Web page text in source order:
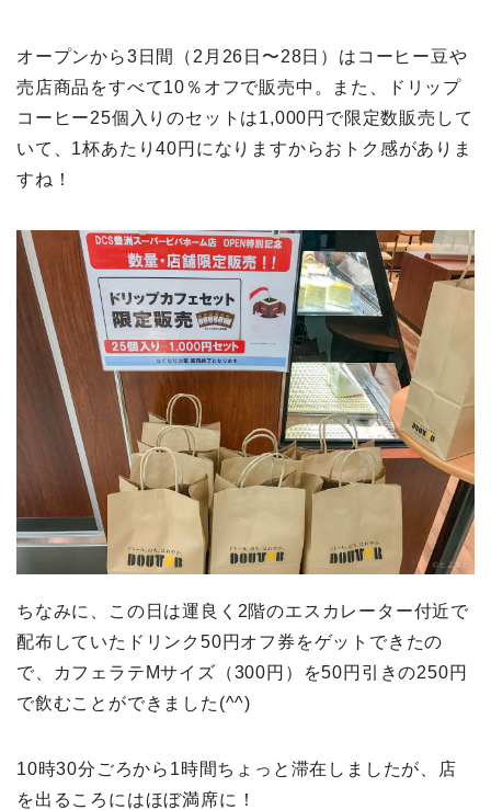
オープンから3日間（2月26日〜28日）はコーヒー豆や
売店商品をすべて10％オフで販売中。また、ドリップ
コーヒー25個入りのセットは1,000円で限定数販売して
いて、1杯あたり40円になりますからおトク感がありま
すね！
ちなみに、この日は運良く2階のエスカレーター付近で
配布していたドリンク50円オフ券をゲットできたの
で、カフェラテMサイズ（300円）を50円引きの250円
で飲むことができました(^^)
10時30分ごろから1時間ちょっと滞在しましたが、店
を出るころにはほぼ満席に！